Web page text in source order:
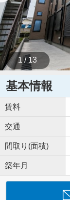
1 / 13
基本情報
賃料
交通
間取り(面積)
築年月